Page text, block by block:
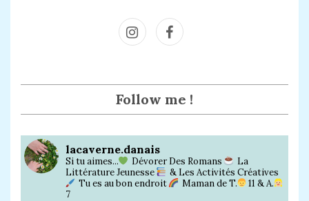
m
Follow me !
lacaverne.danais
Si tu aimes... Dévorer Des Romans
La
Littérature Jeunesse
& Les Activités Créatives
Tu es au bon endroit
Maman de T.
11 & A.
7